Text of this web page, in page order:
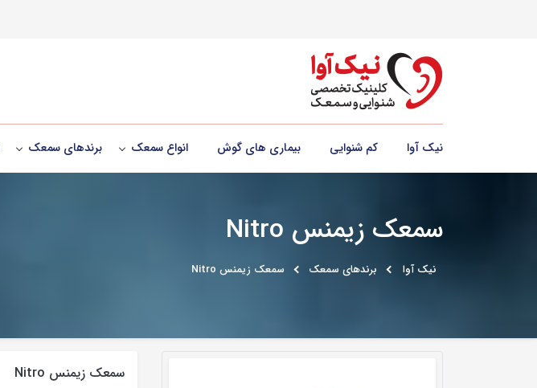
نیک آوا کم شنوایی بیماری های گوش انواع سمعک برندهای سمعک
سمعک زیمنس Nitro
نیک آوا برندهای سمعک سمعک زیمنس Nitro
سمعک زیمنس Nitro